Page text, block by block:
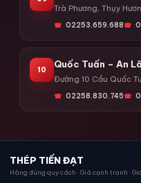
Trà Phương, Thụy
02253.659.688
10
Quốc Tuấn – An
Đường 10 Cầu Quốc
02258.830.745
THÉP TIẾN ĐẠT
Hàng đúng quy cách · Giá cạnh tranh ·